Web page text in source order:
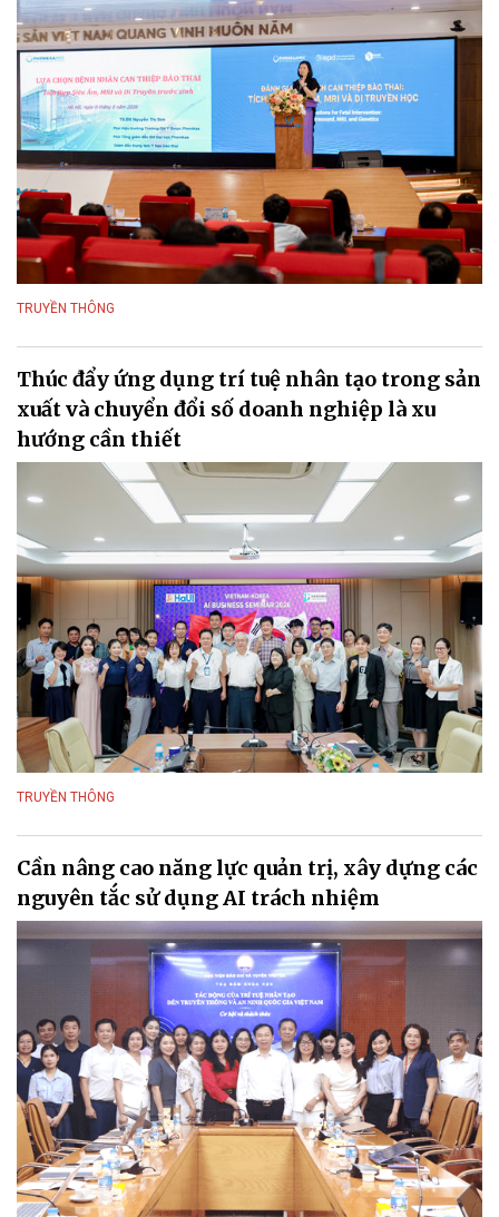
TRUYỀN THÔNG
Thúc đẩy ứng dụng trí tuệ nhân tạo trong sản
xuất và chuyển đổi số doanh nghiệp là xu
hướng cần thiết
TRUYỀN THÔNG
Cần nâng cao năng lực quản trị, xây dựng các
nguyên tắc sử dụng AI trách nhiệm